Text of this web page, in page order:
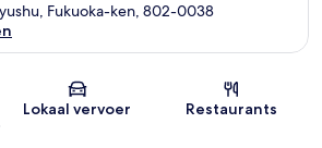
Kaart
Fukuoka-ken, 802-0038
Lokaal vervoer Restaurants